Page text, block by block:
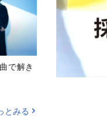
で解き
とみる